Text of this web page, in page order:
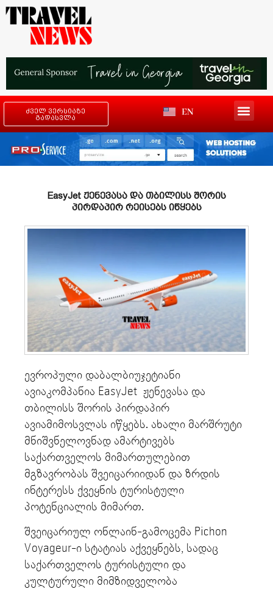
ძველ ვერსიაზე
გადასვლა
EN
EasyJet ჟენევასა და თბილისს შორის
პირდაპირ რეისებს იწყებს
ევროპული დაბალბიუჯეტიანი
ავიაკომპანია EasyJet ჟენევასა და
თბილისს შორის პირდაპირ
ავიამიმოსვლას იწყებს. ახალი მარშრუტი
მნიშვნელოვნად ამარტივებს
საქართველოს მიმართულებით
მგზავრობას შვეიცარიიდან და ზრდის
ინტერესს ქვეყნის ტურისტული
პოტენციალის მიმართ.
შვეიცარიულ ონლაინ-გამოცემა Pichon
Voyageur-ი სტატიას აქვეყნებს, სადაც
საქართველოს ტურისტული და
კულტურული მიმზიდველობა